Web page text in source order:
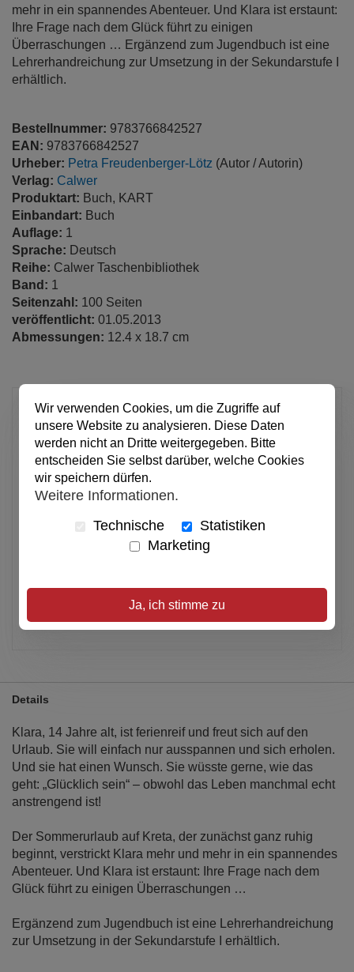
mehr in ein spannendes Abenteuer. Und Klara ist erstaunt:
Ihre Frage nach dem Glück führt zu einigen
Überraschungen … Ergänzend zum Jugendbuch ist eine
Lehrerhandreichung zur Umsetzung in der Sekundarstufe I
erhältlich.
Bestellnummer: 9783766842527
EAN: 9783766842527
Urheber: Petra Freudenberger-Lötz (Autor / Autorin)
Verlag: Calwer
Produktart: Buch, KART
Einbandart: Buch
Auflage: 1
Sprache: Deutsch
Reihe: Calwer Taschenbibliothek
Band: 1
Seitenzahl: 100 Seiten
veröffentlicht: 01.05.2013
Abmessungen: 12.4 x 18.7 cm
11,95 €
pro Stück
Anzahl
In den Warenkorb
Verfügbar
Artikel merken
Details
Klara, 14 Jahre alt, ist ferienreif und freut sich auf den
Urlaub. Sie will einfach nur ausspannen und sich erholen.
Und sie hat einen Wunsch. Sie wüsste gerne, wie das
geht: „Glücklich sein“ – obwohl das Leben manchmal echt
anstrengend ist!
Der Sommerurlaub auf Kreta, der zunächst ganz ruhig
beginnt, verstrickt Klara mehr und mehr in ein spannendes
Abenteuer. Und Klara ist erstaunt: Ihre Frage nach dem
Glück führt zu einigen Überraschungen …
Ergänzend zum Jugendbuch ist eine Lehrerhandreichung
zur Umsetzung in der Sekundarstufe I erhältlich.
Wir verwenden Cookies, um die Zugriffe auf
unsere Website zu analysieren. Diese Daten
werden nicht an Dritte weitergegeben. Bitte
entscheiden Sie selbst darüber, welche Cookies
wir speichern dürfen.
Weitere Informationen.
Technische
Statistiken
Marketing
Ja, ich stimme zu